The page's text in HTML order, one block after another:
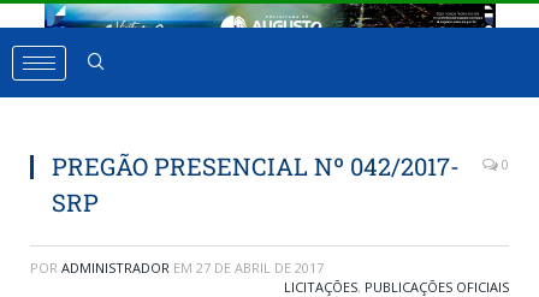
PREGÃO PRESENCIAL Nº 042/2017-
SRP
0
POR ADMINISTRADOR EM 27 DE ABRIL DE 2017
LICITAÇÕES, PUBLICAÇÕES OFICIAIS